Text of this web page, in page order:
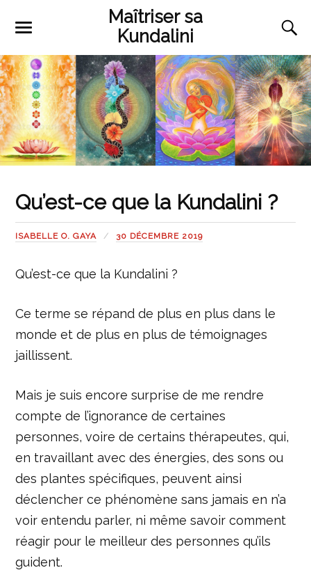
Maîtriser sa
Kundalini
Qu’est-ce que la Kundalini ?
ISABELLE O. GAYA 30 DÉCEMBRE 2019
Qu’est-ce que la Kundalini ?
Ce terme se répand de plus en plus dans le
monde et de plus en plus de témoignages
jaillissent.
Mais je suis encore surprise de me rendre
compte de l’ignorance de certaines
personnes, voire de certains thérapeutes, qui,
en travaillant avec des énergies, des sons ou
des plantes spécifiques, peuvent ainsi
déclencher ce phénomène sans jamais en n’a
voir entendu parler, ni même savoir comment
réagir pour le meilleur des personnes qu’ils
guident.